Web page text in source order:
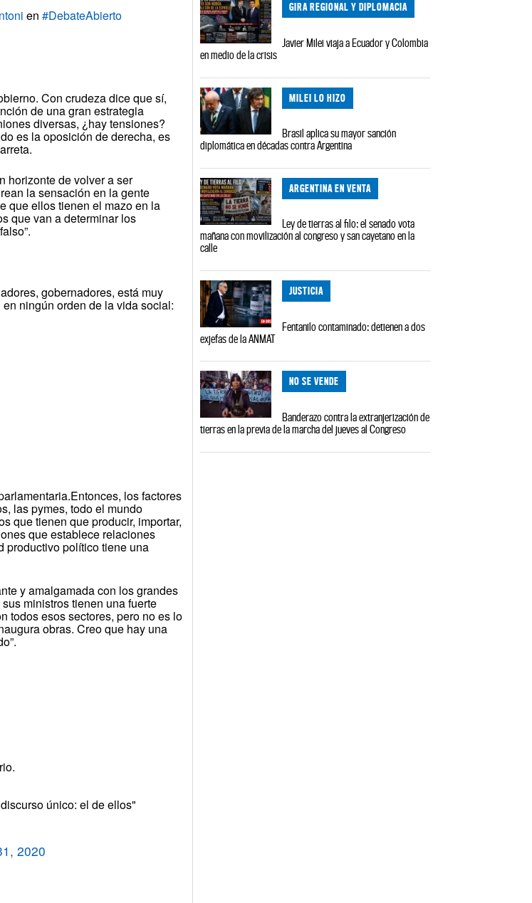
en#DebateAbierto
Con crudeza dice que sí,
de una gran estrategia
diversas, ¿hay tensiones?
es la oposición de derecha, es
horizonte de volver a ser
la sensación en la gente
que ellos tienen el mazo en la
que van a determinar los
gobernadores, está muy
ningún orden de la vida social:
los factores
las pymes, todo el mundo
que tienen que producir, importar,
que establece relaciones
productivo político tiene una
y amalgamada con los grandes
ministros tienen una fuerte
todos esos sectores, pero no es lo
obras. Creo que hay una
único: el de ellos"
2020
GIRA REGIONAL Y DIPLOMACIA
Javier Milei viaja a Ecuador y Colombia
en medio de la crisis
MILEI LO HIZO
Brasil aplica su mayor sanción
diplomática en décadas contra Argentina
ARGENTINA EN VENTA
Ley de tierras al filo: el senado vota
mañana con movilización al congreso y san cayetano en la
calle
JUSTICIA
Fentanilo contaminado: detienen a dos
exjefas de la ANMAT
NO SE VENDE
Banderazo contra la extranjerización de
tierras en la previa de la marcha del jueves al Congreso